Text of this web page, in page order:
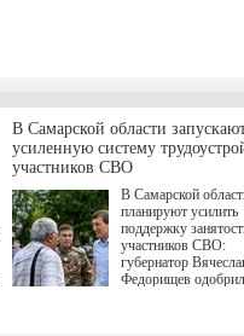
В Самарской области
усиленную систему
участников СВО
В Самарской
планируют усилить
поддержку
участников СВО:
губернатор
Федорищев